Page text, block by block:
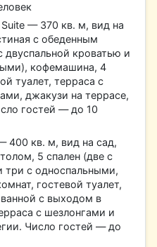
— 370 кв. м, вид на
с обеденным
двуспальной кроватью и
кофемашина, 4
туалет, терраса с
джакузи на террасе,
гостей — до 10
400 кв. м, вид на сад,
5 спален (две с
три с односпальными,
гостевой туалет,
с выходом в
с шезлонгами и
Число гостей — до